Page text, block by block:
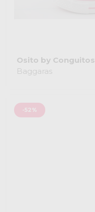
Osito by Conguitos
Baggaras
-52%